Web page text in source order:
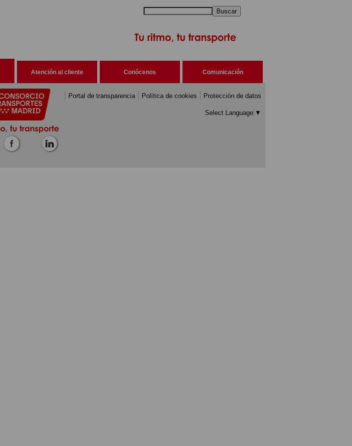
Buscar
Atención al cliente Conócenos Comunicación
Portal de transparencia Política de cookies Protección de datos
Select Language ▼